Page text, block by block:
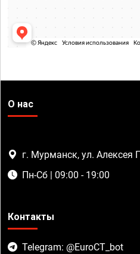
О нас
г. Мурманск, ул. Алексея
Пн-Сб | 09:00 - 19:00
Контакты
Telegram: @EuroCT_bot